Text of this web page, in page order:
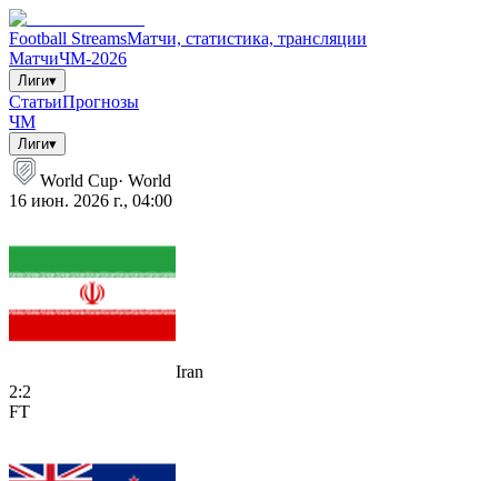
Football StreamsМатчи, статистика, трансляции
МатчиЧМ-2026
Лиги▾
СтатьиПрогнозы
ЧМ
Лиги▾
World Cup· World
16 июн. 2026 г., 04:00
Iran
2:2
FT